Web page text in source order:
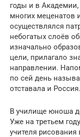
годы и в
многих меценатов
осуществлялся
небогатых слоёв
изначально
цели, прилагало
направлении.
по сей день
отставала и Россия.
В училище юноша
Уже на третьем
учителя